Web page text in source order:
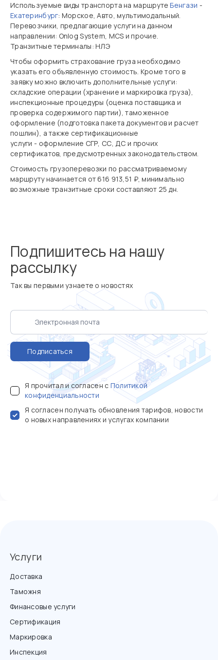
Используемые виды транспорта на маршрутеБенгази -
Екатеринбург: Морское, Авто, мультимодальный.
Перевозчики, предлагающие услуги на данном
направлении: Onlog System, MCS и прочие.
Транзитные терминалы: НЛЭ
Чтобы оформить страхование груза необходимо
указать его объявленную стоимость. Кроме того в
заявку можно включить дополнительные услуги:
складские операции (хранение и маркировка груза),
инспекционные процедуры (оценка поставщика и
проверка содержимого партии), таможенное
оформление (подготовка пакета документов и расчет
пошлин), а также сертификационные
услуги - оформление СГР, СС, ДС и прочих
сертификатов, предусмотренных законодательством.
Стоимость грузоперевозки по рассматриваемому
маршруту начинается от 616 913,51 ₽, минимально
возможные транзитные сроки составляют 25 дн.
Подпишитесь на нашу
рассылку
Так вы первыми узнаете о новостях
Подписаться
Я прочитал и согласен с Политикой
конфиденциальности
Я согласен получать обновления тарифов, новости
о новых направлениях и услугах компании
Услуги
Доставка
Таможня
Финансовые услуги
Сертификация
Маркировка
Инспекция